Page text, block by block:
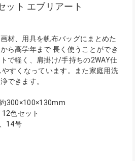
ット エブリアート
材、用具を帆布バッグにまとめた
ら高学年まで 長く使うことができ
で軽く、肩掛け/手持ちの2WAY仕
すくなっています。また家庭用洗
できます。
300×100×130mm
色セット
14号